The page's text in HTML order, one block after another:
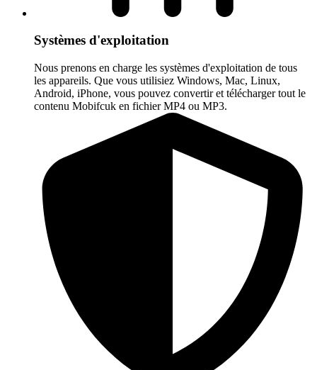
Systèmes d'exploitation
Nous prenons en charge les systèmes d'exploitation de tous
les appareils. Que vous utilisiez Windows, Mac, Linux,
Android, iPhone, vous pouvez convertir et télécharger tout le
contenu Mobifcuk en fichier MP4 ou MP3.